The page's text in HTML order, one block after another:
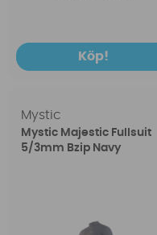
Köp!
Mystic
Mystic Majestic Fullsuit
5/3mm Bzip Navy